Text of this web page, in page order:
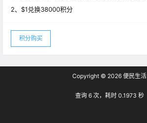
2、$1兑换38000积分
积分购买
Copyright © 2026 便民生活
查询 6 次，耗时 0.1973 秒